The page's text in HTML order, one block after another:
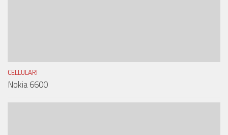
CELLULARI
Nokia 6600